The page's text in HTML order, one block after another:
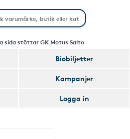
sida stöttar GK Motus Salto
Biobiljetter
Kampanjer
Logga in